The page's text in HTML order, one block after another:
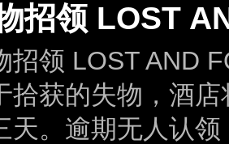
招领 LOST
招领 LOST AND
拾获的失物，酒
天。逾期无人认